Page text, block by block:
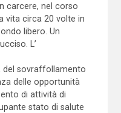
carcere, nel corso
vita circa 20 volte in
libero. Un
L’
del sovraffollamento
delle opportunità
di attività di
stato di salute